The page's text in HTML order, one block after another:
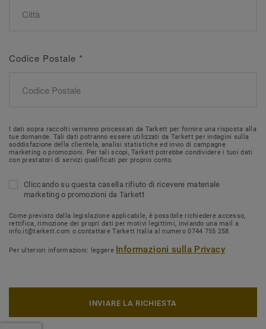
Codice Postale *
I dati sopra raccolti verranno processati da Tarkett per fornire una risposta alla
tue domande. Tali dati potranno essere utilizzati da Tarkett per indagini sulla
soddisfazione della clientela, analisi statistiche ed invio di campagne
marketing o promozioni. Per tali scopi, Tarkett potrebbe condividere i tuoi dati
con prestatori di servizi qualificati per proprio conto.
Cliccando su questa casella rifiuto di ricevere materiale
marketing o promozioni da Tarkett
Come previsto dalla legislazione applicabile, è possibile richiedere accesso,
rettifica, rimozione dei propri dati per motivi legittimi, inviando una mail a
info.it@tarkett.com o contattare Tarkett Italia al numero 0744 755 258.
Per ulteriori informazioni: leggere Informazioni sulla Privacy
INVIARE LA RICHIESTA